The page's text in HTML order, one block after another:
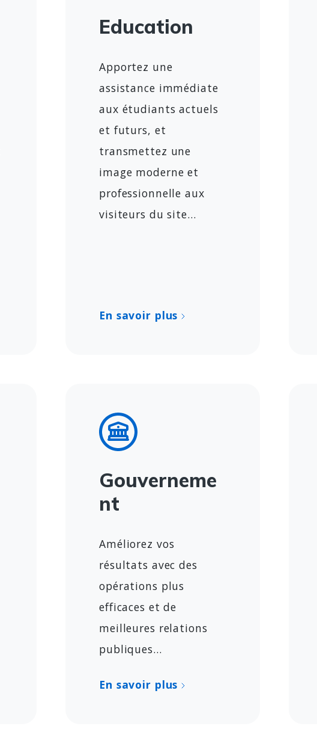
Education
Apportez une
assistance immédiate
aux étudiants actuels
et futurs, et
transmettez une
image moderne et
professionnelle aux
visiteurs du site...
En savoir plus
Gouverneme
nt
Améliorez vos
résultats avec des
opérations plus
efficaces et de
meilleures relations
publiques...
En savoir plus